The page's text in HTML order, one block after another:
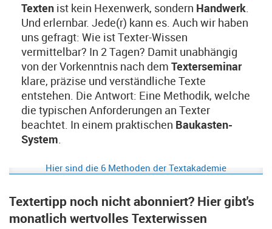
Texten ist kein Hexenwerk, sondern Handwerk.
Und erlernbar. Jede(r) kann es. Auch wir haben
uns gefragt: Wie ist Texter-Wissen
vermittelbar? In 2 Tagen? Damit unabhängig
von der Vorkenntnis nach dem Texterseminar
klare, präzise und verständliche Texte
entstehen. Die Antwort: Eine Methodik, welche
die typischen Anforderungen an Texter
beachtet. In einem praktischen Baukasten-
System.
Hier sind die 6 Methoden der Textakademie
Textertipp noch nicht abonniert? Hier gibt's
monatlich wertvolles Texterwissen